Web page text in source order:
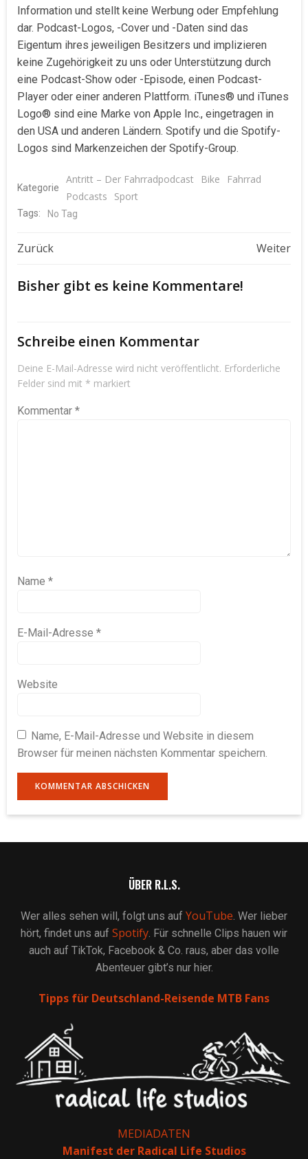
Information und stellt keine Werbung oder Empfehlung
dar. Podcast-Logos, -Cover und -Daten sind das
Eigentum ihres jeweiligen Besitzers und implizieren
keine Zugehörigkeit zu uns oder Unterstützung durch
eine Podcast-Show oder -Episode, einen Podcast-
Player oder einer anderen Plattform. iTunes® und iTunes
Logo® sind eine Marke von Apple Inc., eingetragen in
den USA und anderen Ländern. Spotify und die Spotify-
Logos sind Markenzeichen der Spotify-Group.
Kategorie
Antritt – Der Fahrradpodcast Bike
Fahrrad
Podcasts
Sport
Tags: No Tag
Beitragsnavigation
Zurück Weiter
Bisher gibt es keine Kommentare!
Schreibe einen Kommentar
Deine E-Mail-Adresse wird nicht veröffentlicht. Erforderliche
Felder sind mit * markiert
Kommentar *
Name *
E-Mail-Adresse *
Website
Name, E-Mail-Adresse und Website in diesem
Browser für meinen nächsten Kommentar speichern.
ÜBER R.L.S.
Wer alles sehen will, folgt uns auf YouTube . Wer lieber
hört, findet uns auf Spotify . Für schnelle Clips hauen wir
auch auf TikTok, Facebook & Co. raus, aber das volle
Abenteuer gibt’s nur hier.
Tipps für Deutschland-Reisende MTB Fans
MEDIADATEN
Manifest der Radical Life Studios